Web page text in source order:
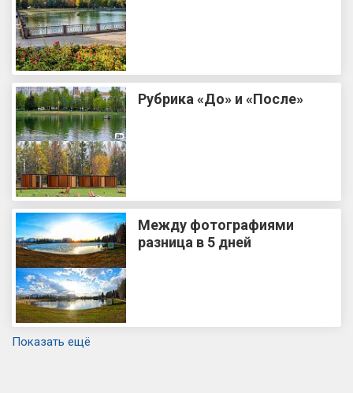
Рубрика «До» и «После»
Между фотографиями
разница в 5 дней
Показать ещё